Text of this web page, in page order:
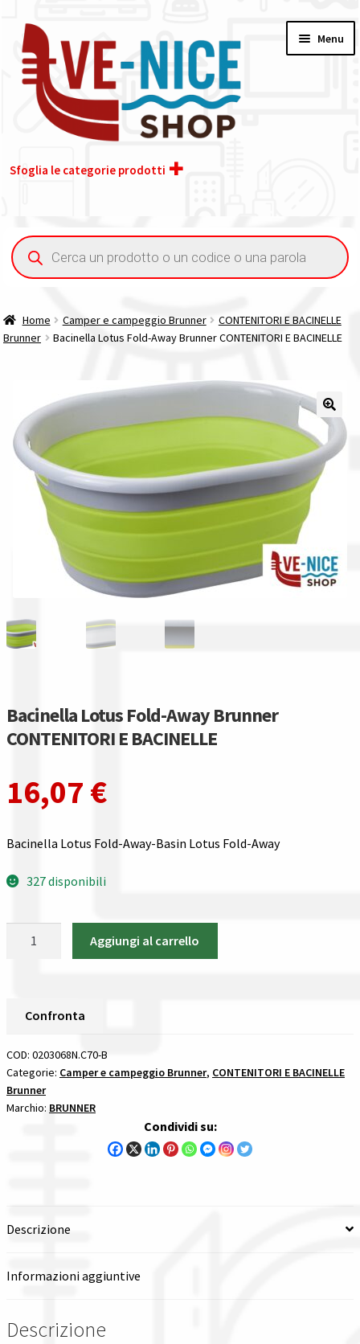
alla
navigazione
contenuto
Menu
Sfoglia le categorie prodotti
Acquisto iva 4% (agevolata)
Contatti
Il nostro gruppo acquisti
La nostra azienda
Condizioni generali
Acquisti in rete pubblica amministrazione
Assicurazione integrativa Garanzia3
Bonus fiscali 2025
Diritto di recesso
Gestione resi
Pagamenti
Confronta
Riepilogo ordine
Spedizioni in europa
Spedizioni in italia
Tutte le categorie dei prodotti
Checkout
Il mio account
Ricerca
prodotti
Home Camper e campeggio Brunner
CONTENITORI E BACINELLE
Brunner
Bacinella Lotus Fold-Away Brunner CONTENITORI E BACINELLE
Bacinella Lotus Fold-Away Brunner
CONTENITORI E BACINELLE
16,07 €
Bacinella Lotus Fold-Away-Basin Lotus Fold-Away
327 disponibili
Brunner
E
BACINELLE
quantità
Aggiungi al carrello
Confronta
COD: 0203068N.C70-B
Categorie: Camper e campeggio Brunner, CONTENITORI E BACINELLE
Brunner
Marchio: BRUNNER
Condividi su:
Descrizione
Informazioni aggiuntive
Descrizione